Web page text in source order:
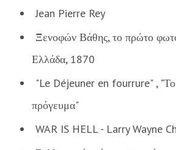
Jean Pierre Rey
Ξενοφών Βάθης, το πρώτο
Ελλάδα, 1870
"Le Déjeuner en fourrure" , "Το
πρόγευμα"
WAR IS HELL - Larry Wayne